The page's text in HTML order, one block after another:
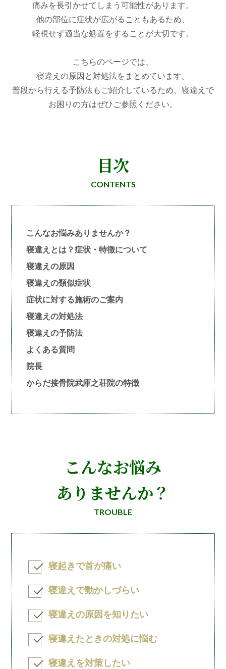
痛みを長引かせてしまう可能性があります。
他の部位に症状が広がることもあるため、
軽視せず適当な処置をすることが大切です。
こちらのページでは、
寝違えの原因と対処法をまとめています。
普段から行える予防法もご紹介しているため、寝違えで
お困りの方はぜひご参照ください。
目次
CONTENTS
こんなお悩みありませんか？
寝違えとは？症状・特徴について
寝違えの原因
寝違えの類似症状
症状に対する施術のご案内
寝違えの対処法
寝違えの予防法
よくある質問
院長
からだ接骨院武庫之荘院の特徴
こんなお悩み
ありませんか？
TROUBLE
寝起きで首が痛い
寝違えで動かしづらい
寝違えの原因を知りたい
寝違えたときの対処に悩む
寝違えを対策したい